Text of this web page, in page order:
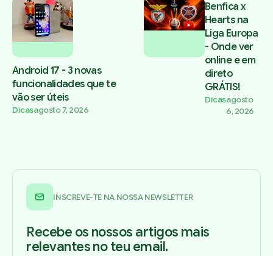
Android 17 - 3 novas
funcionalidades que te
vão ser úteis
Dicasagosto 7, 2026
Benfica x
Hearts na
Liga Europa
- Onde ver
online e em
direto
GRÁTIS!
Dicasagosto
6, 2026
INSCREVE-TE NA NOSSA NEWSLETTER
Recebe os nossos artigos mais
relevantes no teu email.